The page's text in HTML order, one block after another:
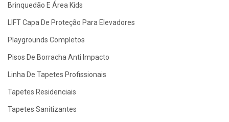
Brinquedão E Área Kids
LIFT Capa De Proteção Para Elevadores
Playgrounds Completos
Pisos De Borracha Anti Impacto
Linha De Tapetes Profissionais
Tapetes Residenciais
Tapetes Sanitizantes